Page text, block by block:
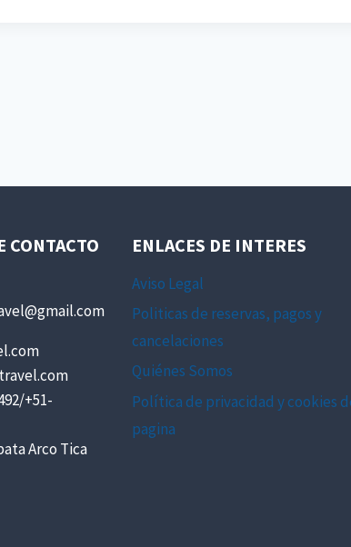
CONTACTO
+51-
Arco Tica
ENLACES DE INTERES
Aviso Legal
Politicas de reservas, pagos y
cancelaciones
Quiénes Somos
Política de privacidad y cookies
pagina